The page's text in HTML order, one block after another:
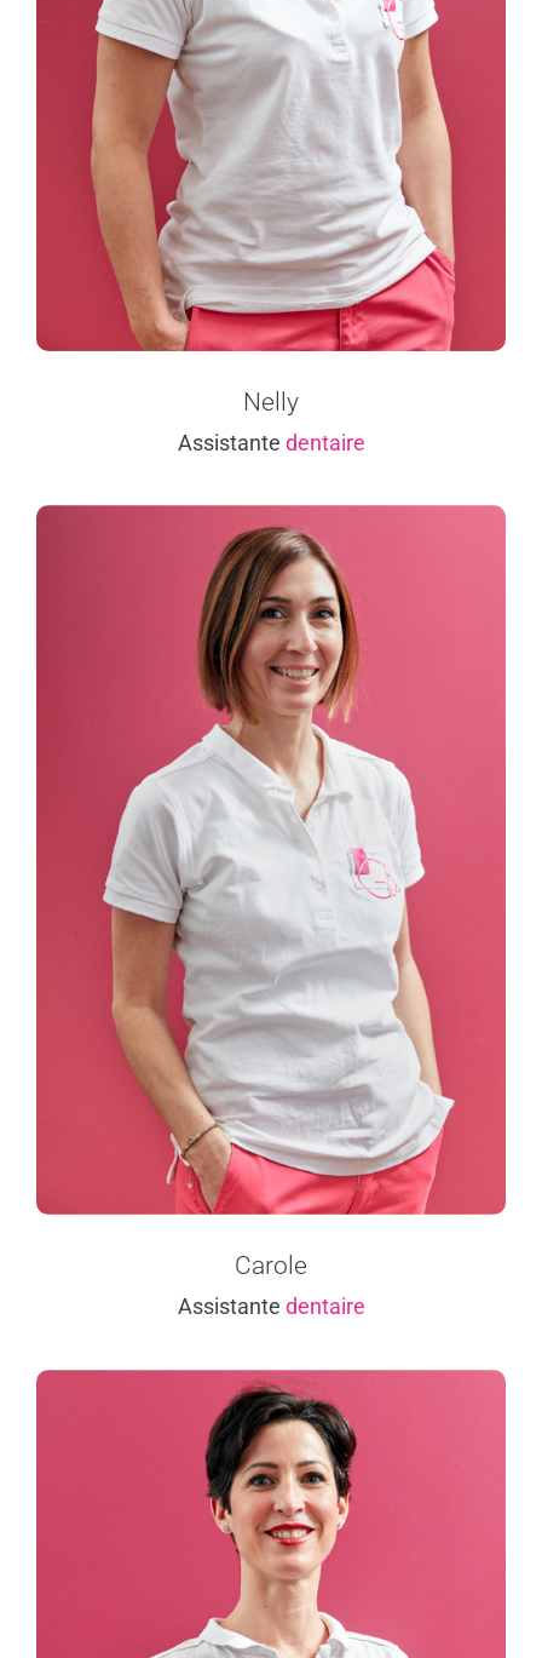
Nelly
Assistante dentaire
Carole
Assistante dentaire